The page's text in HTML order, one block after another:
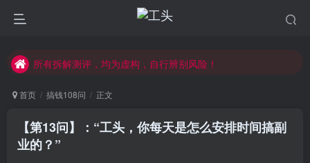
副业学习，请先学习公开内容，注意防骗。
所有拆解测评，均为虚构，自行辨别风险！
首页 搞钱108问 正文
【第13问】：“工头，你每天是怎么安排时间搞副
业的？”